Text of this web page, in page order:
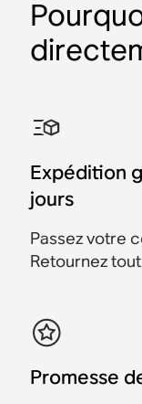
Ensemble
Économisez 25 $
Ensemble portatif
Économisez 130 $
Ensemble deux
Économisez 30 $
Ensemble pour
Économisez 30 $
Ensemble intérieur-
Économisez 130 $
Ensemble musical
Économisez 65 $
Expédition
jours
Passez votre
Retournez
Promesse